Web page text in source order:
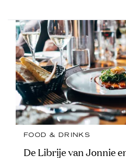
FOOD & DRINKS
De Librije van Jonnie